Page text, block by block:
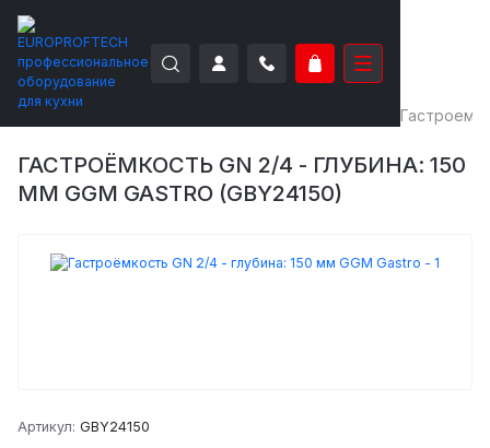
EUROPROFTECH
ГАСТРОЁМКОСТЬ GN 2/4 - ГЛУБИНА: 150
ММ GGM GASTRO (GBY24150)
Артикул: GBY24150